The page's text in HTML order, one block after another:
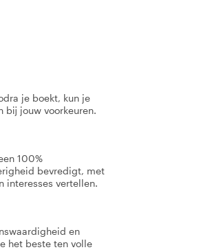
je boekt, kun je
bij jouw voorkeuren.
100%
bevredigt, met
interesses vertellen.
en
het beste ten volle